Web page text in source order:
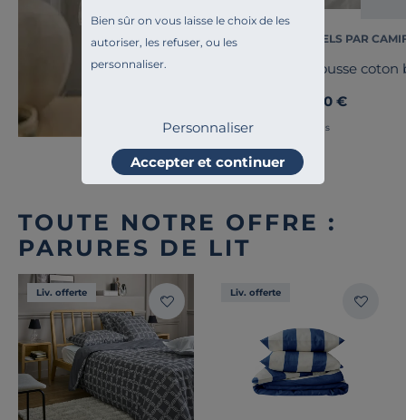
Bien sûr on vous laisse le choix de les
autoriser, les refuser, ou les
personnaliser.
Personnaliser
Accepter et continuer
ESSENTIELS PAR
Drap housse coton
35,00 €
Français
TOUTE NOTRE OFFRE :
PARURES DE LIT
Liv. offerte Liv. offerte